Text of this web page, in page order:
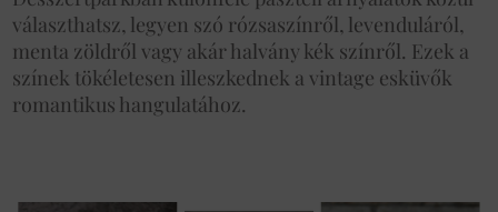
választhatsz, legyen szó rózsaszínről, levenduláról,
menta zöldről vagy akár halvány kék színről. Ezek a
színek tökéletesen illeszkednek a vintage esküvők
romantikus hangulatához.